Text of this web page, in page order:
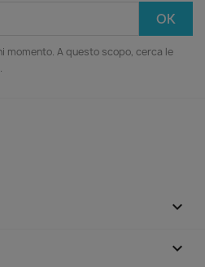
momento. A questo scopo, cerca le

